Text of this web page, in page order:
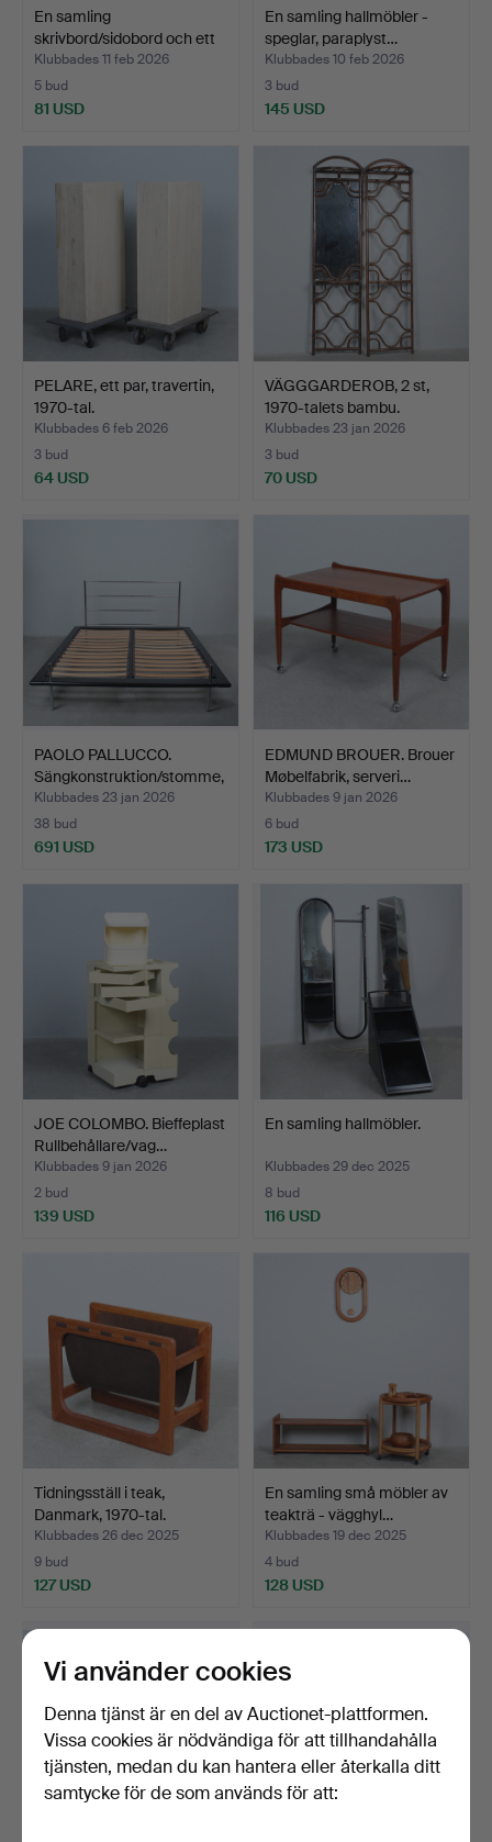
En samling
skrivbord/sidobord och ett
tidn…
Klubbades 11 feb 2026
5 bud
81 USD
En samling hallmöbler -
speglar, paraplyst…
Klubbades 10 feb 2026
3 bud
145 USD
PELARE, ett par, travertin,
1970-tal.
Klubbades 6 feb 2026
3 bud
64 USD
VÄGGGARDEROB, 2 st,
1970-talets bambu.
Klubbades 23 jan 2026
3 bud
70 USD
PAOLO PALLUCCO.
Sängkonstruktion/stomme,
m…
Klubbades 23 jan 2026
38 bud
691 USD
EDMUND BROUER. Brouer
Møbelfabrik, serveri…
Klubbades 9 jan 2026
6 bud
173 USD
JOE COLOMBO. Bieffeplast
Rullbehållare/vag…
Klubbades 9 jan 2026
2 bud
139 USD
En samling hallmöbler.
Klubbades 29 dec 2025
8 bud
116 USD
Tidningsställ i teak,
Danmark, 1970-tal.
Klubbades 26 dec 2025
9 bud
127 USD
En samling små möbler av
teakträ - vägghyl…
Klubbades 19 dec 2025
4 bud
128 USD
Vi använder cookies
Denna tjänst är en del av Auctionet-plattformen.
Vissa cookies är nödvändiga för att tillhandahålla
tjänsten, medan du kan hantera eller återkalla ditt
samtycke för de som används för att: